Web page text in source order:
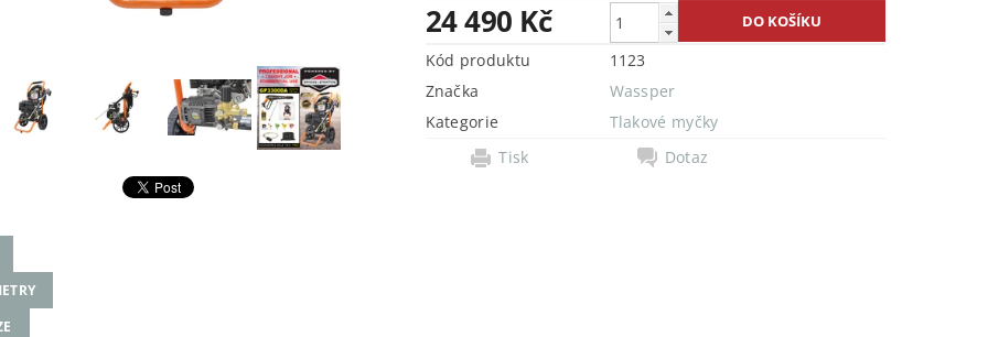
24 490 Kč
Kód produktu
1123
Značka
Wassper
Kategorie
Tlakové myčky
Tisk
Dotaz